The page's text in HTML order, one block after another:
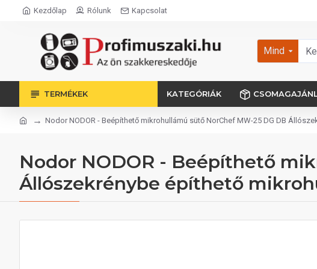
Kezdőlap Rólunk Kapcsolat
Mind
TERMÉKEK KATEGÓRIÁK
Nodor NODOR - Beépíthető mikrohullámú sütő NorChef MW-25 DG DB
Nodor NODOR - Beépíthető
Állószekrénybe építhető